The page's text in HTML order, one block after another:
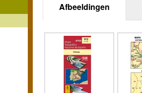
Afbeeldingen